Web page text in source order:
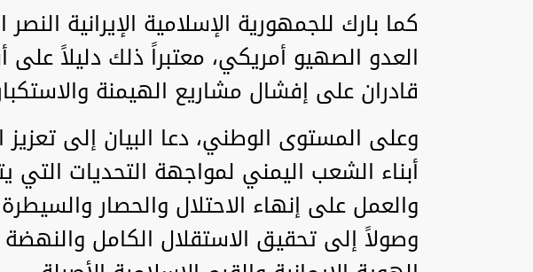
كما بارك للجمهورية الإسلامية الإيرانية
العدو الصهيو أمريكي، معتبراً ذلك دليلاً على
قادران على إفشال مشاريع الهيمنة
وعلى المستوى الوطني، دعا البيان إلى تعزيز
أبناء الشعب اليمني لمواجهة التحديات التي
والعمل على إنهاء الاحتلال والحصار
وصولاً إلى تحقيق الاستقلال الكامل